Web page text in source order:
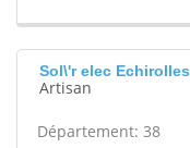
Sol\'r elec Echirolles
Artisan
Département: 38